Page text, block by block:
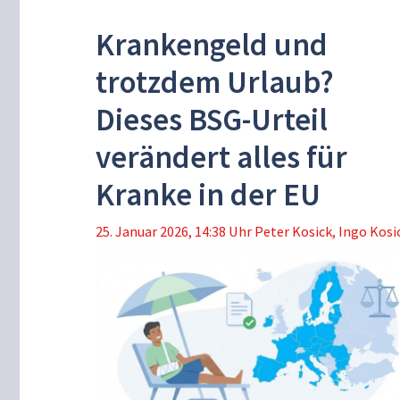
Krankengeld und
trotzdem Urlaub?
Dieses BSG-Urteil
verändert alles für
Kranke in der EU
25. Januar 2026, 14:38 Uhr Peter Kosick, Ingo